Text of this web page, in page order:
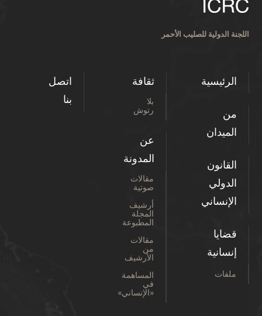
اللجنة الدولية للصليب الأحمر
الرئيسية
من
الميدان
القانون
الدولي
الإنساني
قضايا
إنسانية
ملفات
ثقافة
بلا
رتوش
عن
المدونة
مقالات
صوتية
أرشيف
المجلة
المطبوعة
مقالات
من
الأرشيف
المساهمة
في
«الإنساني»
اتصل
بنا